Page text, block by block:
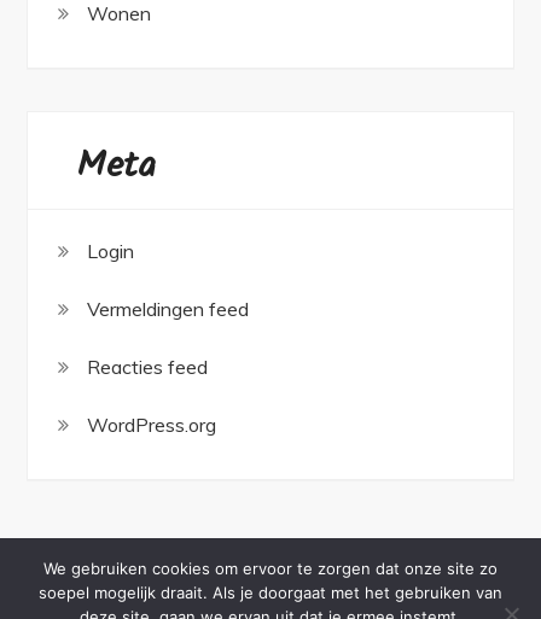
Wonen
Meta
Login
Vermeldingen feed
Reacties feed
WordPress.org
Copyright © All rights reserved.Theme BlogBee by
We gebruiken cookies om ervoor te zorgen dat onze site zo
soepel mogelijk draait. Als je doorgaat met het gebruiken van